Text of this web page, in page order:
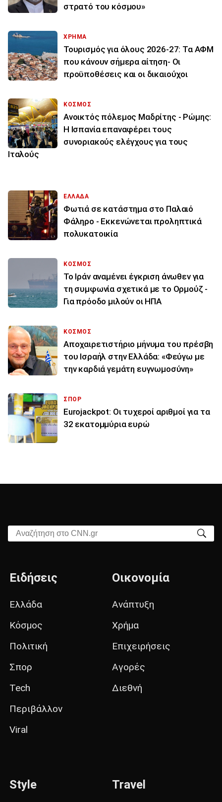
στρατό του κόσμου»
ΧΡΗΜΑ
Τουρισμός για όλους 2026-27: Τα ΑΦΜ
που κάνουν σήμερα αίτηση- Οι
προϋποθέσεις και οι δικαιούχοι
ΚΟΣΜΟΣ
Ανοικτός πόλεμος Μαδρίτης - Ρώμης:
Η Ισπανία επαναφέρει τους
συνοριακούς ελέγχους για τους
Ιταλούς
ΕΛΛΑΔΑ
Φωτιά σε κατάστημα στο Παλαιό
Φάληρο - Εκκενώνεται προληπτικά
πολυκατοικία
ΚΟΣΜΟΣ
Το Ιράν αναμένει έγκριση άνωθεν για
τη συμφωνία σχετικά με το Ορμούζ -
Για πρόοδο μιλούν οι ΗΠΑ
ΚΟΣΜΟΣ
Αποχαιρετιστήριο μήνυμα του πρέσβη
του Ισραήλ στην Ελλάδα: «Φεύγω με
την καρδιά γεμάτη ευγνωμοσύνη»
ΣΠΟΡ
Eurojackpot: Οι τυχεροί αριθμοί για τα
32 εκατoμμύρια ευρώ
Αναζήτηση στο CNN.gr
Ειδήσεις
Ελλάδα
Κόσμος
Πολιτική
Σπορ
Tech
Περιβάλλον
Viral
Οικονομία
Ανάπτυξη
Χρήμα
Επιχειρήσεις
Αγορές
Διεθνή
Style Travel